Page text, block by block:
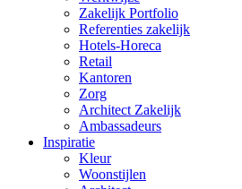
Zakelijk Portfolio
Referenties zakelijk
Hotels-Horeca
Retail
Kantoren
Zorg
Architect Zakelijk
Ambassadeurs
Inspiratie
Kleur
Woonstijlen